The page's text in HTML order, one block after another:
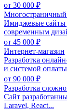
от 30 000 ₽
Многостраничный
Имиджевые сайты
современным
от 45 000 ₽
Интернет-магазин
Разработка
и системой оплаты
от 90 000 ₽
Разработка
Сайт
Laravel, React...